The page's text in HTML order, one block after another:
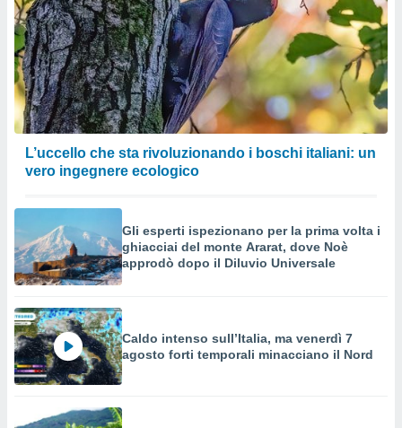
L’uccello che sta rivoluzionando i boschi italiani: un
vero ingegnere ecologico
Gli esperti ispezionano per la prima volta i
ghiacciai del monte Ararat, dove Noè
approdò dopo il Diluvio Universale
Caldo intenso sull’Italia, ma venerdì 7
agosto forti temporali minacciano il Nord